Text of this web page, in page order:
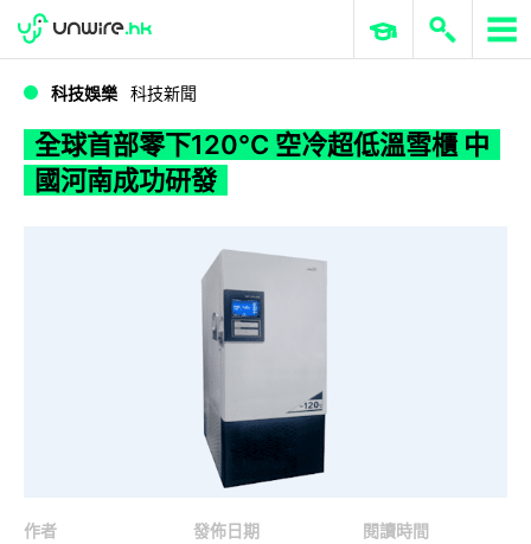
WWDC 2026 ERP 與商業 AI
科技娛樂 科技新聞
全球首部零下120°C 空冷超低溫雪櫃 中
國河南成功研發
作者
發佈日期
閱讀時間